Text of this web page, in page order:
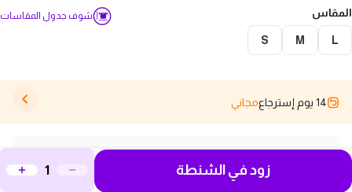
المقاس شوف جدول المقاسات
L
M
S
14 يوم إسترجاع مجاني
بتدوري على تيشيرت يجمع بين الأناقة والراحة في نفس
زود في الشنطة